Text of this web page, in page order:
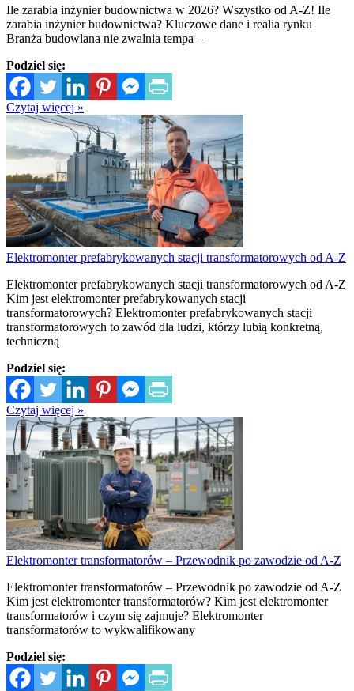
Ile zarabia inżynier budownictwa w 2026? Wszystko od A-Z! Ile
zarabia inżynier budownictwa? Kluczowe dane i realia rynku
Branża budowlana nie zwalnia tempa –
Podziel się:
Czytaj więcej »
Elektromonter prefabrykowanych stacji transformatorowych od A-Z
Elektromonter prefabrykowanych stacji transformatorowych od A-Z
Kim jest elektromonter prefabrykowanych stacji
transformatorowych? Elektromonter prefabrykowanych stacji
transformatorowych to zawód dla ludzi, którzy lubią konkretną,
techniczną
Podziel się:
Czytaj więcej »
Elektromonter transformatorów – Przewodnik po zawodzie od A-Z
Elektromonter transformatorów – Przewodnik po zawodzie od A-Z
Kim jest elektromonter transformatorów? Kim jest elektromonter
transformatorów i czym się zajmuje? Elektromonter
transformatorów to wykwalifikowany
Podziel się: